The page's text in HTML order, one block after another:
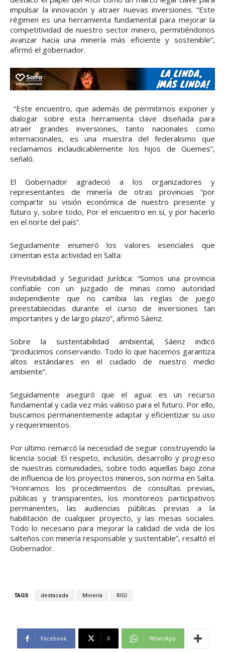
impulsar la innovación y atraer nuevas inversiones. “Este
régimen es una herramienta fundamental para mejorar la
competitividad de nuestro sector minero, permitiéndonos
avanzar hacia una minería más eficiente y sostenible”,
afirmó el gobernador.
“Este encuentro, que además de permitirnos exponer y
dialogar sobre esta herramienta clave diseñada para
atraer grandes inversiones, tanto nacionales como
internacionales, es una muestra del federalismo que
reclamamos inclaudicablemente los hijos de Güemes”,
señaló.
El Gobernador agradeció a los organizadores y
representantes de minería de otras provincias “por
compartir su visión económica de nuestro presente y
futuro y, sobre todo, Por el encuentro en sí, y por hacerlo
en el norte del país”.
Seguidamente enumeró los valores esenciales que
cimentan esta actividad en Salta:
Previsibilidad y Seguridad Jurídica: “Somos una provincia
confiable con un juzgado de minas como autoridad
independiente que no cambia las reglas de juego
preestablecidas durante el curso de inversiones tan
importantes y de largo plazo”, afirmó Sáenz.
Sobre la sustentabilidad ambiental, Sáenz indicó
“producimos conservando. Todo lo que hacemos garantiza
altos estándares en el cuidado de nuestro medio
ambiente”.
Seguidamente aseguró que el agua: es un recurso
fundamental y cada vez más valioso para el futuro. Por ello,
buscamos permanentemente adaptar y eficientizar su uso
y requerimientos.
Por ultimo remarcó la necesidad de seguir construyendo la
licencia social: El respeto, inclusión, desarrollo y progreso
de nuestras comunidades, sobre todo aquellas bajo zona
de influencia de los proyectos mineros, son norma en Salta.
“Honramos los procedimientos de consultas previas,
públicas y transparentes, los monitoreos participativos
permanentes, las audiencias públicas previas a la
habilitación de cualquier proyecto, y las mesas sociales.
Todo lo necesario para mejorar la calidad de vida de los
salteños con minería responsable y sustentable”, resaltó el
Gobernador.
TAGS destacada Minería RIGI
Facebook X WhatsApp